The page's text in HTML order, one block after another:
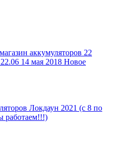
аккумуляторов 22
14 мая 2018 Новое
Локдаун 2021 (с 8 по
работаем!!!)